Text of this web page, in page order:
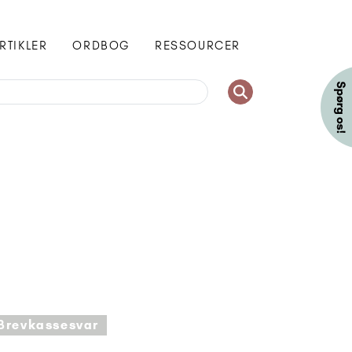
ORDBOG RESSOURCER
Brevkassesvar